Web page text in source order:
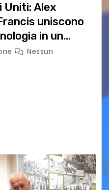
Uniti: Alex
uniscono
in un
Nessun